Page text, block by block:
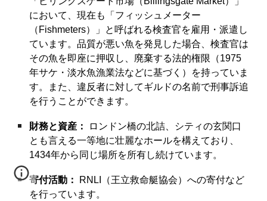
において、現在も「フィッシュメーター
（Fishmeters）」と呼ばれる検査官を雇用・派遣し
ています。品質が悪い魚を発見した場合、検査官は
その魚を即座に押収し、廃棄する法的権限（1975
年サケ・淡水魚漁業法などに基づく）を持っていま
す。また、違反者に対してギルドの名前で刑事訴追
を行うことができます。
財務と資産：
ロンドン橋の北詰、シティの玄関口
とも言える一等地に壮麗なホールを構えており、
1434年から同じ場所を所有し続けています。
寄付活動：
RNLI（王立救命艇協会）への寄付など
を行っています。